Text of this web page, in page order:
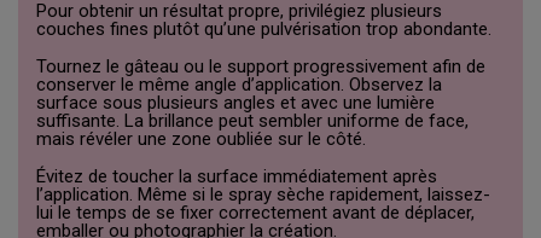
Pour obtenir un résultat propre, privilégiez plusieurs
couches fines plutôt qu’une pulvérisation trop abondante.
Tournez le gâteau ou le support progressivement afin de
conserver le même angle d’application. Observez la
surface sous plusieurs angles et avec une lumière
suffisante. La brillance peut sembler uniforme de face,
mais révéler une zone oubliée sur le côté.
Évitez de toucher la surface immédiatement après
l’application. Même si le spray sèche rapidement, laissez-
lui le temps de se fixer correctement avant de déplacer,
emballer ou photographier la création.